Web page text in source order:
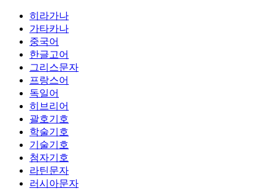
히라가나
가타카나
중국어
한글고어
그리스문자
프랑스어
독일어
히브리어
괄호기호
학술기호
기술기호
첨자기호
라틴문자
러시아문자